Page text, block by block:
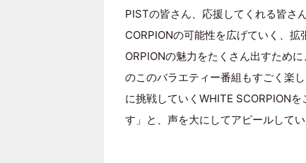
PISTの皆さん、応援してくれる皆さ
CORPIONの可能性を広げていく、
ORPIONの魅力をたくさん出すため
のこのバラエティー番組もすごく楽
に挑戦していくWHITE SCORPION
す」と、声を大にしてアピールしてい